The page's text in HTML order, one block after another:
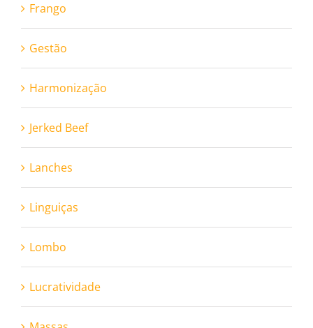
Frango
Gestão
Harmonização
Jerked Beef
Lanches
Linguiças
Lombo
Lucratividade